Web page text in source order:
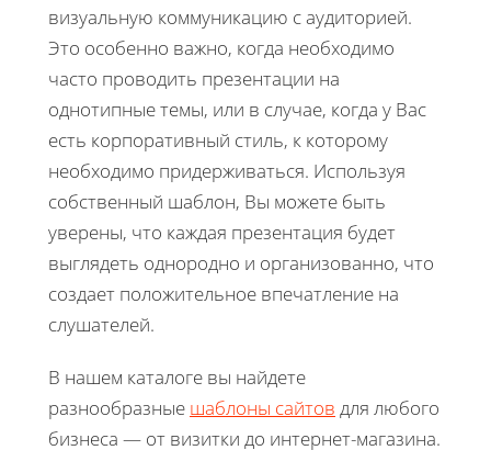
визуальную коммуникацию с аудиторией.
Это особенно важно, когда необходимо
часто проводить презентации на
однотипные темы, или в случае, когда у Вас
есть корпоративный стиль, к которому
необходимо придерживаться. Используя
собственный шаблон, Вы можете быть
уверены, что каждая презентация будет
выглядеть однородно и организованно, что
создает положительное впечатление на
слушателей.
В нашем каталоге вы найдете
разнообразные шаблоны сайтов для любого
бизнеса — от визитки до интернет-магазина.